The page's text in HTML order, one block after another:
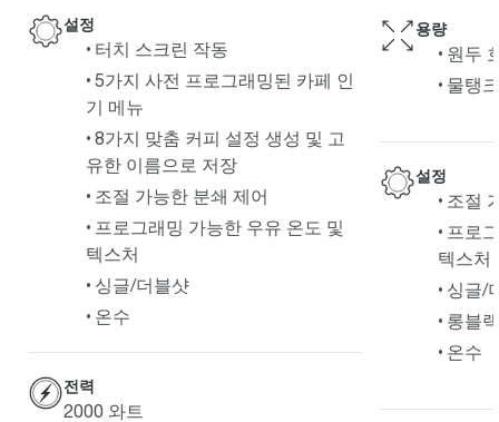
설정
터치 스크린 작동
5가지 사전 프로그래밍된 카페 인
기 메뉴
8가지 맞춤 커피 설정 생성 및 고
유한 이름으로 저장
조절 가능한 분쇄 제어
프로그래밍 가능한 우유 온도 및
텍스처
싱글/더블샷
온수
전력
2000 와트
용량
원두
물탱
설정
조절
프로
텍스처
싱글/
롱블
온수